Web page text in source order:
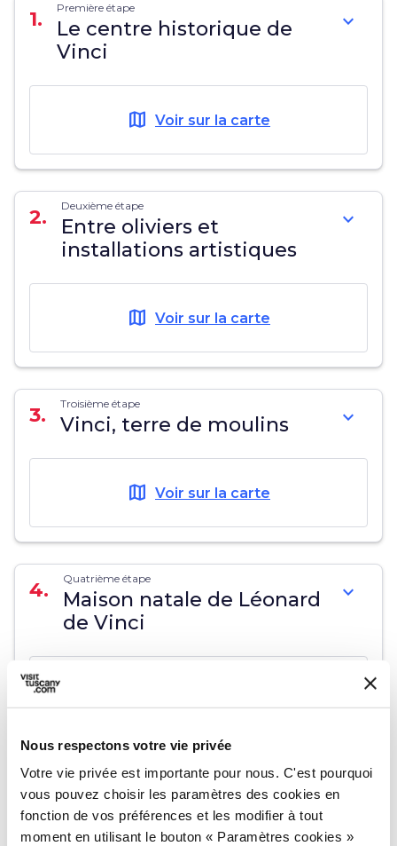
Nous respectons votre vie privée
Votre vie privée est importante pour nous. C'est pourquoi
vous pouvez choisir les paramètres des cookies en
fonction de vos préférences et les modifier à tout
moment en utilisant le bouton « Paramètres cookies »
1. Première étape
Le centre historique de
Vinci
expand_more
map Voir sur la carte
2. Deuxième étape
Entre oliviers et
installations artistiques
expand_more
map Voir sur la carte
3. Troisième étape
Vinci, terre de moulins expand_more
map Voir sur la carte
4. Quatrième étape
Maison natale de Léonard
de Vinci
expand_more